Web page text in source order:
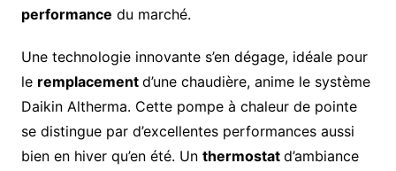
performance du marché.
Une technologie innovante s’en dégage, idéale pour
le remplacement d’une chaudière, anime le système
Daikin Altherma. Cette pompe à chaleur de pointe
se distingue par d’excellentes performances aussi
bien en hiver qu’en été. Un thermostat d’ambiance